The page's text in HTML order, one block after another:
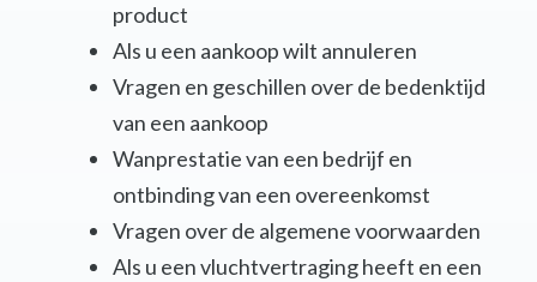
product
Als u een aankoop wilt annuleren
Vragen en geschillen over de bedenktijd
van een aankoop
Wanprestatie van een bedrijf en
ontbinding van een overeenkomst
Vragen over de algemene voorwaarden
Als u een vluchtvertraging heeft en een